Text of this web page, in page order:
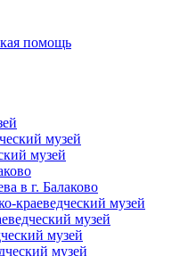
помощь
музей
музей
в г. Балаково
краеведческий музей
музей
музей
музей